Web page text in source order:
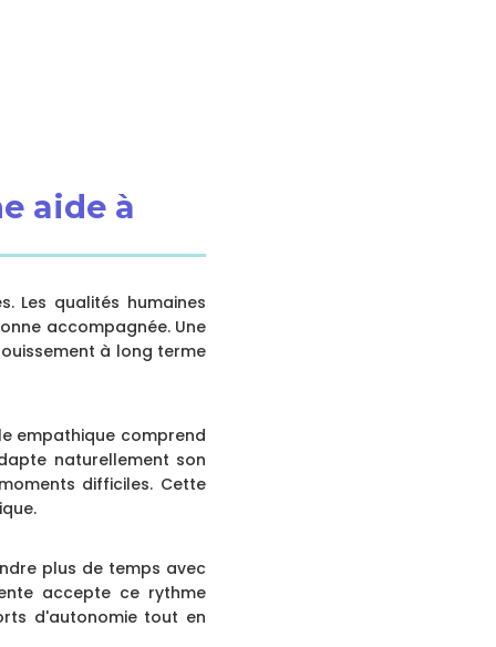
aide à
Les qualités humaines
accompagnée. Une
à long terme
empathique comprend
naturellement son
difficiles. Cette
plus de temps avec
accepte ce rythme
d'autonomie tout en